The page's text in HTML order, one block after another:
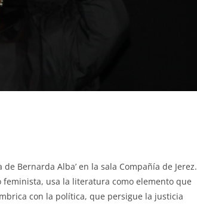
Bernarda Alba’ en la sala Compañía de Jerez.
usa la literatura como elemento que
con la política, que persigue la justicia